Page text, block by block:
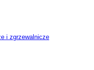
i zgrzewalnicze